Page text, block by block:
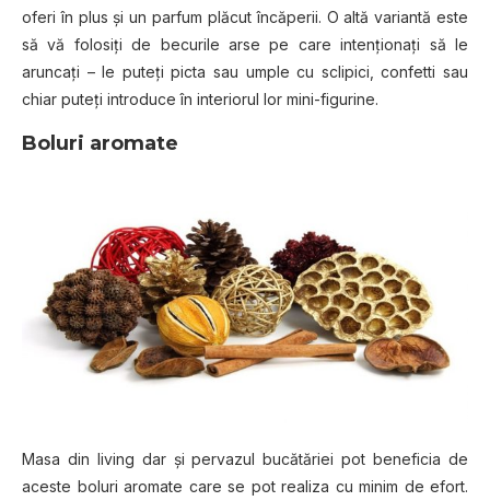
oferi în plus şi un parfum plăcut încăperii. O altă variantă este
să vă folosiţi de becurile arse pe care intenţionaţi să le
aruncaţi – le puteţi picta sau umple cu sclipici, confetti sau
chiar puteţi introduce în interiorul lor mini-figurine.
Boluri aromate
Masa din living dar şi pervazul bucătăriei pot beneficia de
aceste boluri aromate care se pot realiza cu minim de efort.